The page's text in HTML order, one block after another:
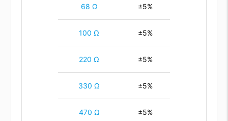
68 Ω ±5%
100 Ω ±5%
220 Ω ±5%
330 Ω ±5%
470 Ω ±5%